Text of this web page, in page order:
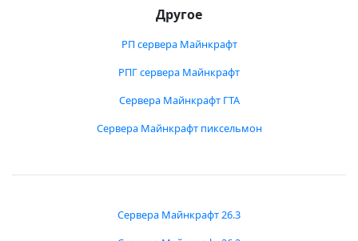
Другое
РП сервера Майнкрафт
РПГ сервера Майнкрафт
Сервера Майнкрафт ГТА
Сервера Майнкрафт пиксельмон
Сервера Майнкрафт 26.3